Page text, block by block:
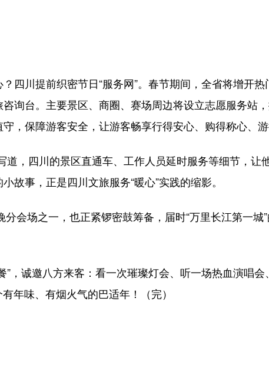
四川提前织密节日“服务网”。春节期间，全省将增开
询台。主要景区、商圈、赛场周边将设立志愿服务站，
，保障游客安全，让游客畅享行得安心、购得称心、
道，四川的景区直通车、工作人员延时服务等细节，让
故事，正是四川文旅服务“暖心”实践的缩影。
会场之一，也正紧锣密鼓筹备，届时“万里长江第一城
”，诚邀八方来客：看一次璀璨灯会、听一场热血演唱
年味、有烟火气的巴适年！（完）